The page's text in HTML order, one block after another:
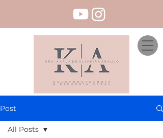
Post
All Posts